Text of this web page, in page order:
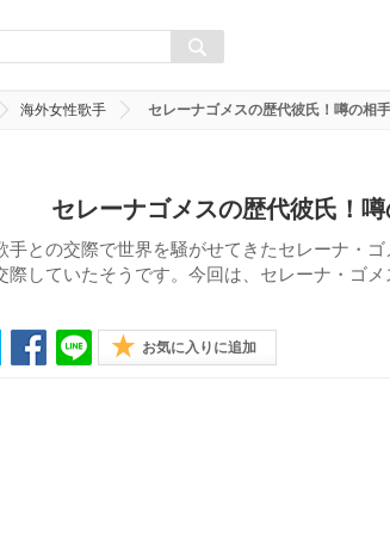
海外女性歌手 セレーナゴメスの歴代彼氏！噂の相
セレーナゴメスの歴代彼氏！
手との交際で世界を騒がせてきたセレーナ・
際していたそうです。今回は、セレーナ・ゴ
お気に入りに追加